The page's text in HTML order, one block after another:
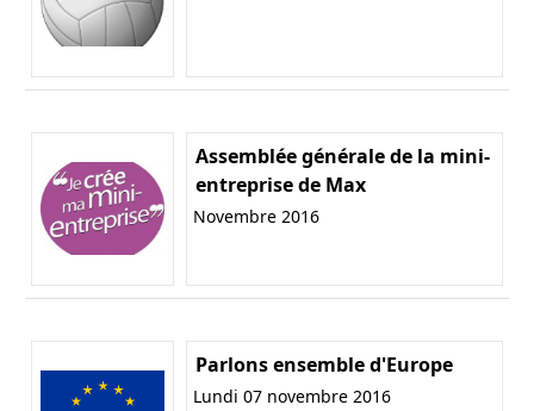
Assemblée générale de la mini-
entreprise de Max
Novembre 2016
Parlons ensemble d'Europe
Lundi 07 novembre 2016